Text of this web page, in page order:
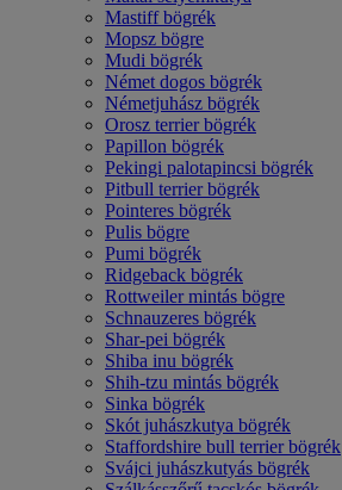
Mastiff bögrék
Mopsz bögre
Mudi bögrék
Német dogos bögrék
Németjuhász bögrék
Orosz terrier bögrék
Papillon bögrék
Pekingi palotapincsi bögrék
Pitbull terrier bögrék
Pointeres bögrék
Pulis bögre
Pumi bögrék
Ridgeback bögrék
Rottweiler mintás bögre
Schnauzeres bögrék
Shar-pei bögrék
Shiba inu bögrék
Shih-tzu mintás bögrék
Sinka bögrék
Skót juhászkutya bögrék
Staffordshire bull terrier bögrék
Svájci juhászkutyás bögrék